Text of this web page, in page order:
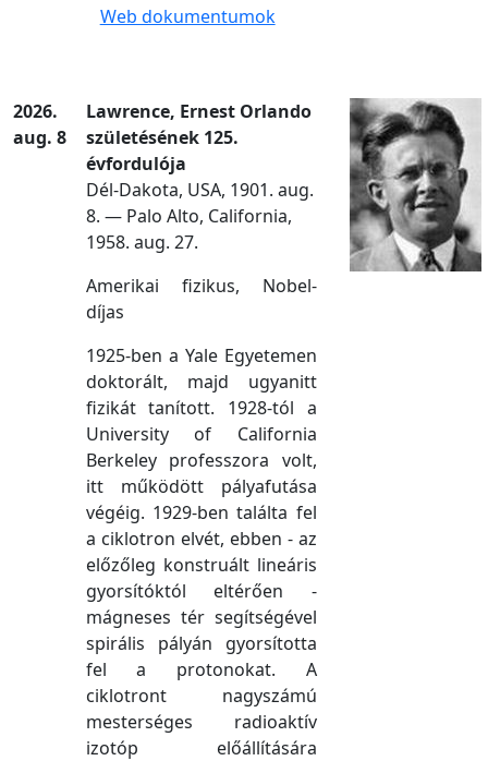
Web dokumentumok
2026.
aug. 8
Lawrence, Ernest Orlando
születésének 125.
évfordulója
Dél-Dakota, USA, 1901. aug.
8. — Palo Alto, California,
1958. aug. 27.
Amerikai fizikus, Nobel-
díjas
1925-ben a Yale Egyetemen
doktorált, majd ugyanitt
fizikát tanított. 1928-tól a
University of California
Berkeley professzora volt,
itt működött pályafutása
végéig. 1929-ben találta fel
a ciklotron elvét, ebben - az
előzőleg konstruált lineáris
gyorsítóktól eltérően -
mágneses tér segítségével
spirális pályán gyorsította
fel a protonokat. A
ciklotront nagyszámú
mesterséges radioaktív
izotóp előállítására